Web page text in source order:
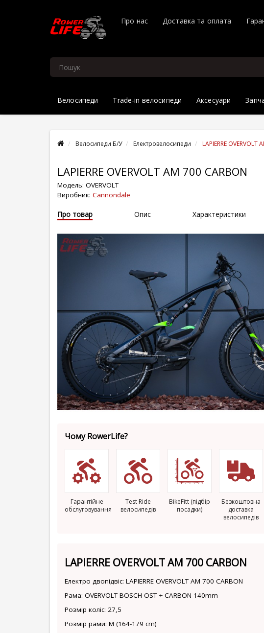
Про нас Доставка та оплата
Велосипеди Trade-in велосипеди Аксесуари
Велосипеди Б/У Електровелосипеди LAPIERRE OVERVOLT
LAPIERRE OVERVOLT AM 700 CARBON
Модель: OVERVOLT
Виробник: Cannondale
Про товар Опис Характеристики
Чому RowerLife?
Гарантійне
обслуговування
Test Ride
велосипедів
BikeFitt (підбір
посадки)
Безкоштовна
доставка
велосипедів
LAPIERRE OVERVOLT AM 700 CARBON
Електро двопідвіс: LAPIERRE OVERVOLT AM 700 CARBON
Рама: OVERVOLT BOSCH OST + CARBON 140mm
Розмір коліс: 27,5
Розмір рами: M (164-179 cm)